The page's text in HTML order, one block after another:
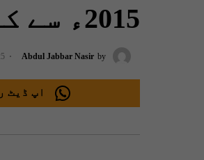
2015ء سے کام بندہونےپر نوٹس لے لیا
by
Abdul Jabbar Nasir
اپ ڈیٹ